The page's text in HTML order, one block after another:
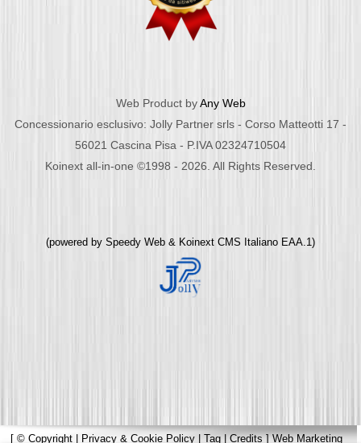
Web Product byAny Web
Concessionario esclusivo: Jolly Partner srls - Corso Matteotti 17 -
56021 Cascina Pisa - P.IVA 02324710504
Koinext all-in-one ©1998 - 2026. All Rights Reserved.
(powered by Speedy Web & Koinext CMS Italiano EAA.1)
[ © Copyright | Privacy & Cookie Policy | Tag|Credits]Web Marketing